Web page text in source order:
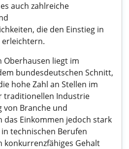
auch zahlreiche
die den Einstieg in
erleichtern.
Oberhausen liegt im
bundesdeutschen Schnitt,
hohe Zahl an Stellen im
traditionellen Industrie
von Branche und
das Einkommen jedoch stark
technischen Berufen
konkurrenzfähiges Gehalt